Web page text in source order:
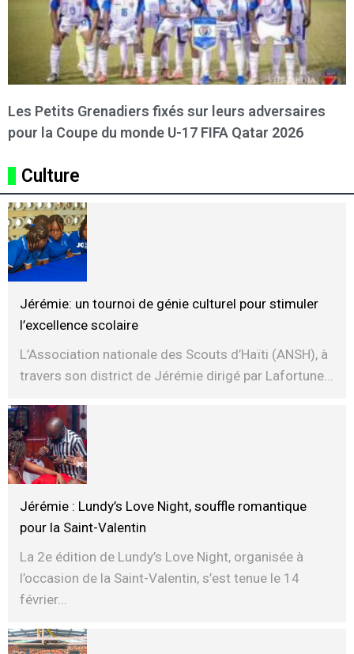
Les Petits Grenadiers fixés sur leurs adversaires
pour la Coupe du monde U-17 FIFA Qatar 2026
Culture
Jérémie: un tournoi de génie culturel pour stimuler
l’excellence scolaire
L’Association nationale des Scouts d’Haïti (ANSH), à
travers son district de Jérémie dirigé par Lafortune...
Jérémie : Lundy’s Love Night, souffle romantique
pour la Saint-Valentin
La 2e édition de Lundy’s Love Night, organisée à
l’occasion de la Saint-Valentin, s’est tenue le 14
février...